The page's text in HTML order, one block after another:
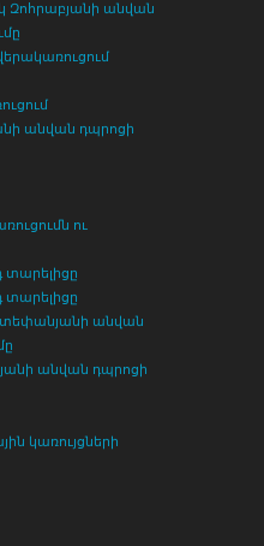
Զոհրաբյանի անվան
անվան դպրոցի
ու
տարելիցը
տարելիցը
անվան
անվան դպրոցի
կառույցների